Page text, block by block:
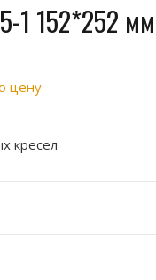
1 152*252 мм
цену
кресел